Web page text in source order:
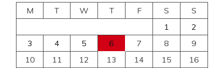
M
T W T F S
S
1
2
3
4 5 6 7 8
9
10
11 12 13 14 15
16